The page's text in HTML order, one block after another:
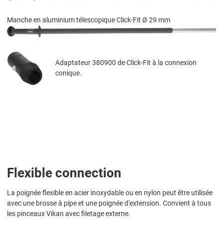
Manche en aluminium télescopique Click-Fit Ø 29 mm
Adaptateur 380900 de Click-Fit à la connexion
conique.
Flexible connection
La poignée flexible en acier inoxydable ou en nylon peut être utilisée
avec une brosse à pipe et une poignée d'extension. Convient à tous
les pinceaux Vikan avec filetage externe.